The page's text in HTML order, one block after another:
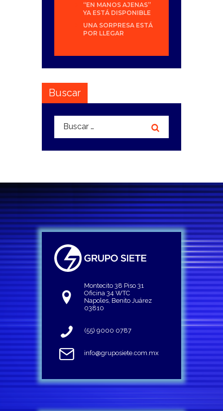
“EN MANOS AJENAS”
YA ESTÁ DISPONIBLE
UNA SORPRESA ESTÁ
POR LLEGAR
Buscar
Buscar:
Montecito 38 Piso 31
Oficina 34 WTC
Napoles, Benito Juárez
03810
(55) 9000 0787
info@gruposiete.com.mx